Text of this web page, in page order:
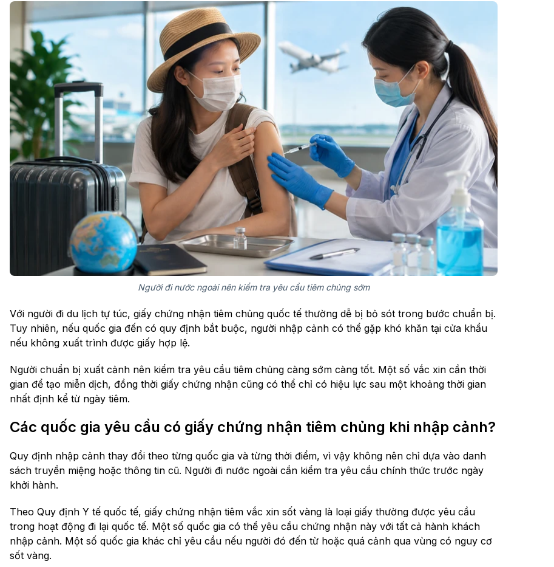
Người đi nước ngoài nên kiểm tra yêu cầu tiêm chủng sớm
Với người đi du lịch tự túc, giấy chứng nhận tiêm chủng quốc tế thường dễ bị bỏ sót trong bước chuẩn bị.
Tuy nhiên, nếu quốc gia đến có quy định bắt buộc, người nhập cảnh có thể gặp khó khăn tại cửa khẩu
nếu không xuất trình được giấy hợp lệ.
Người chuẩn bị xuất cảnh nên kiểm tra yêu cầu tiêm chủng càng sớm càng tốt. Một số vắc xin cần thời
gian để tạo miễn dịch, đồng thời giấy chứng nhận cũng có thể chỉ có hiệu lực sau một khoảng thời gian
nhất định kể từ ngày tiêm.
Các quốc gia yêu cầu có giấy chứng nhận tiêm chủng khi nhập cảnh?
Quy định nhập cảnh thay đổi theo từng quốc gia và từng thời điểm, vì vậy không nên chỉ dựa vào danh
sách truyền miệng hoặc thông tin cũ. Người đi nước ngoài cần kiểm tra yêu cầu chính thức trước ngày
khởi hành.
Theo Quy định Y tế quốc tế, giấy chứng nhận tiêm vắc xin sốt vàng là loại giấy thường được yêu cầu
trong hoạt động đi lại quốc tế. Một số quốc gia có thể yêu cầu chứng nhận này với tất cả hành khách
nhập cảnh. Một số quốc gia khác chỉ yêu cầu nếu người đó đến từ hoặc quá cảnh qua vùng có nguy cơ
sốt vàng.